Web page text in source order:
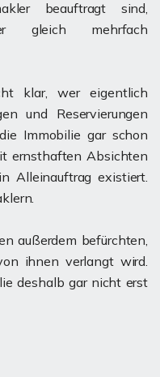
beauftragt sind,
gleich mehrfach
klar, wer eigentlich
und Reservierungen
Immobilie gar schon
ernsthaften Absichten
Alleinauftrag existiert.
außerdem befürchten,
ihnen verlangt wird.
deshalb gar nicht erst